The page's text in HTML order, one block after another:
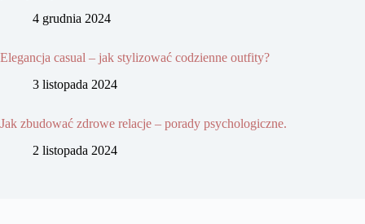
4 grudnia 2024
Elegancja casual – jak stylizować codzienne outfity?
3 listopada 2024
Jak zbudować zdrowe relacje – porady psychologiczne.
2 listopada 2024